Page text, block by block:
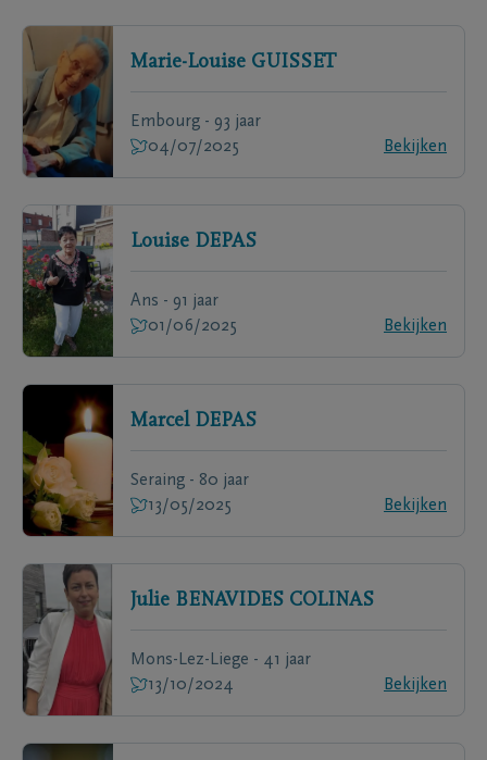
Marie-Louise GUISSET
Embourg - 93 jaar
04/07/2025
Bekijken
Louise DEPAS
Ans - 91 jaar
01/06/2025
Bekijken
Marcel DEPAS
Seraing - 80 jaar
13/05/2025
Bekijken
Julie BENAVIDES COLINAS
Mons-Lez-Liege - 41 jaar
13/10/2024
Bekijken